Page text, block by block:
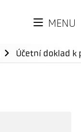
MENU
Účetní doklad